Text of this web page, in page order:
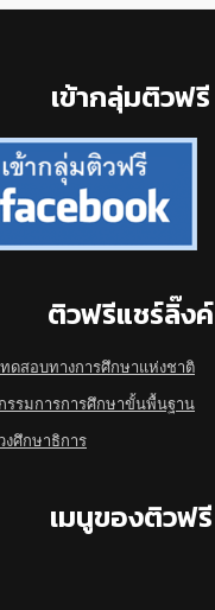
เข้ากลุ่มติวฟรี
ติวฟรีแชร์ลิ๊งค์
ดสอบทางการศึกษาแห่งชาติ
รรมการการศึกษาขั้นพื้นฐาน
งศึกษาธิการ
เมนูของติวฟรี